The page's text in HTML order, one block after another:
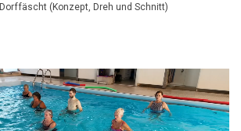
(Konzept, Dreh und Schnitt)